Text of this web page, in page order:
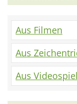
Aus Filmen
Aus
Aus